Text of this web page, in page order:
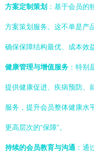
方案定制策划 ：基于会员的
方案策划服务。这不单是产
确保保障结构最优、成本效
健康管理与增值服务 ：特别
提供健康促进、疾病预防、
服务，提升会员整体健康水
更高层次的“保障”。
持续的会员教育与沟通 ：通